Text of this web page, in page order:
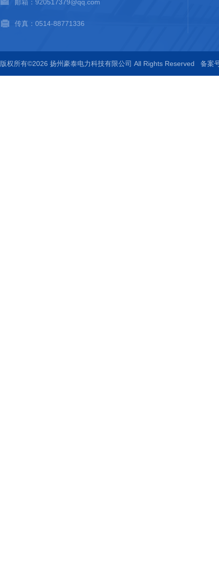
邮箱：920517379@qq.com
传真：0514-88771336
版权所有©2026 扬州豪泰电力科技有限公司 All Rights Reserved 备案